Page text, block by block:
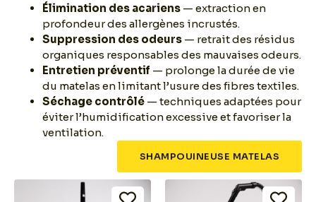
Élimination des acariens — extraction en
profondeur des allergènes incrustés.
Suppression des odeurs — retrait des résidus
organiques responsables des mauvaises odeurs.
Entretien préventif — prolonge la durée de vie
du matelas en limitant l’usure des fibres textiles.
Séchage contrôlé — techniques adaptées pour
éviter l’humidification excessive et favoriser la
ventilation.
SHAMPOUINEUSE MATELAS